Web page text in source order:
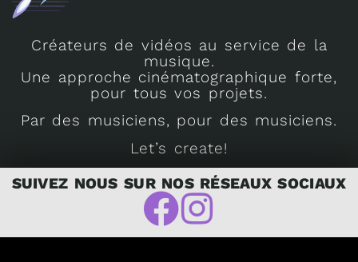
Créateurs de vidéos au service de la
musique.
Une approche cinématographique forte,
pour tous vos projets.
Par des musiciens, pour des musiciens.
Let’s create!
SUIVEZ NOUS SUR NOS RÉSEAUX SOCIAUX